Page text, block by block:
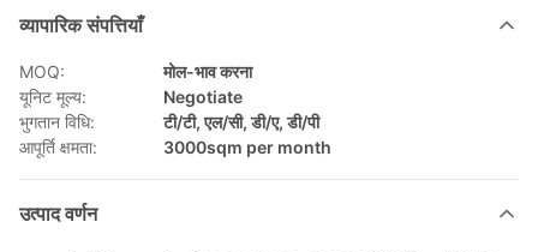
व्यापारिक संपत्तियाँ
MOQ:
मोल-भाव करना
यूनिट मूल्य:
Negotiate
भुगतान विधि:
टी/टी, एल/सी, डी/ए, डी/पी
आपूर्ति क्षमता:
3000sqm per month
उत्पाद वर्णन